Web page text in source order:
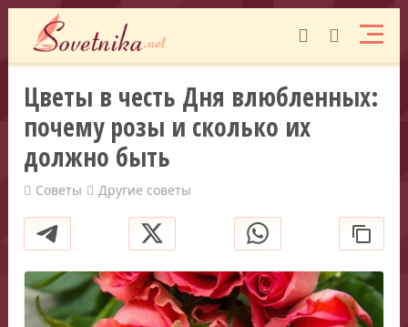
Цветы в честь Дня влюбленных:
почему розы и сколько их
должно быть
Советы Другие советы